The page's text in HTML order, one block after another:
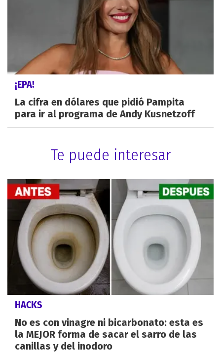
¡EPA!
La cifra en dólares que pidió Pampita
para ir al programa de Andy Kusnetzoff
Te puede interesar
HACKS
No es con vinagre ni bicarbonato: esta es
la MEJOR forma de sacar el sarro de las
canillas y del inodoro